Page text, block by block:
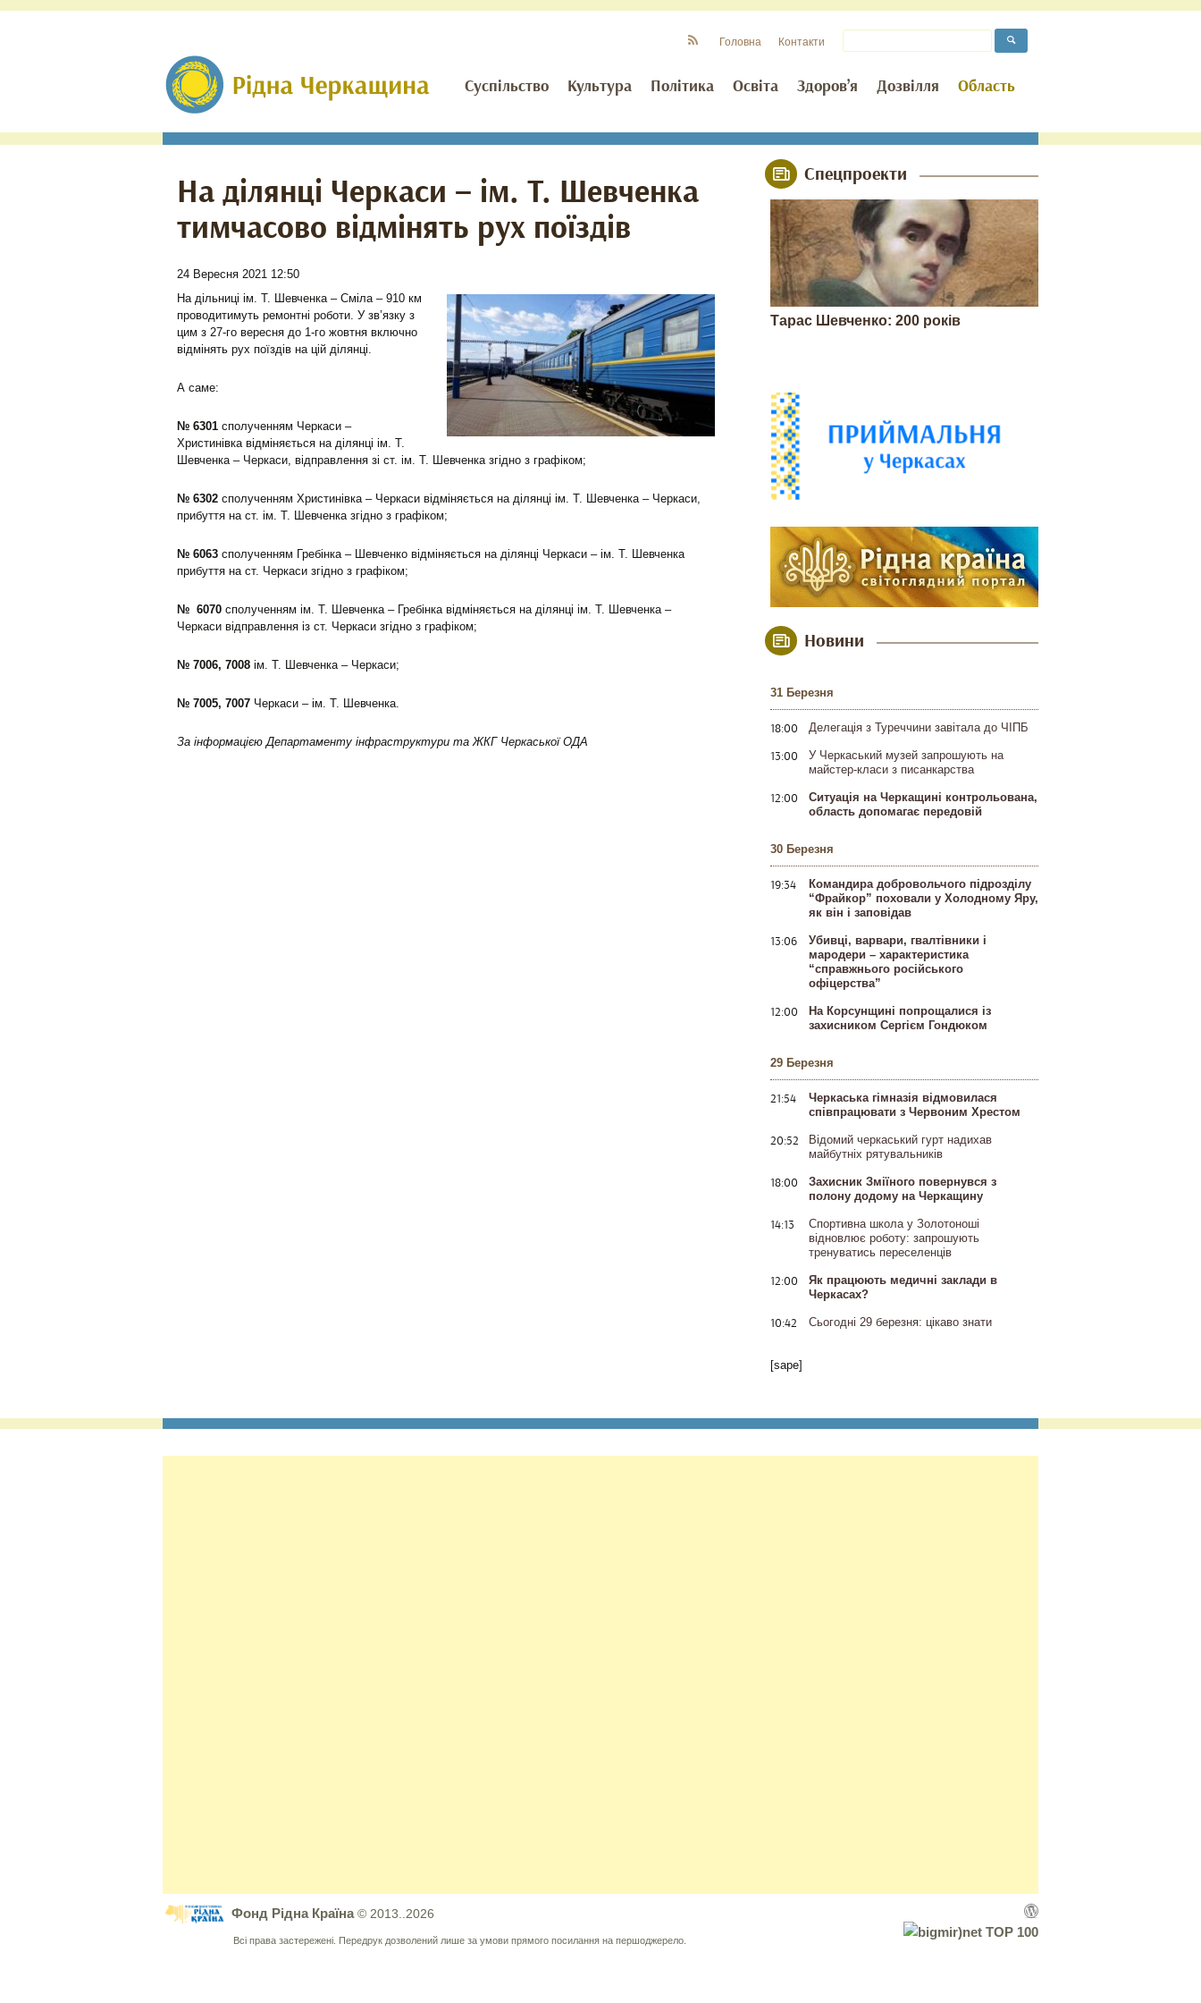
Суспільство Культура Політика Освіта Здоров’я Дозвілля Область
Головна Контакти
На ділянці Черкаси – ім. Т. Шевченка
тимчасово відмінять рух поїздів
24 Вересня 2021 12:50
На дільниці ім. Т. Шевченка – Сміла – 910 км
проводитимуть ремонтні роботи. У зв’язку з
цим з 27-го вересня до 1-го жовтня включно
відмінять рух поїздів на цій ділянці.
А саме:
№ 6301 сполученням Черкаси –
Христинівка відміняється на ділянці ім. Т.
Шевченка – Черкаси, відправлення зі ст. ім. Т. Шевченка згідно з графіком;
№ 6302 сполученням Христинівка – Черкаси відміняється на ділянці ім. Т. Шевченка – Черкаси,
прибуття на ст. ім. Т. Шевченка згідно з графіком;
№ 6063 сполученням Гребінка – Шевченко відміняється на ділянці Черкаси – ім. Т. Шевченка
прибуття на ст. Черкаси згідно з графіком;
№ 6070 сполученням ім. Т. Шевченка – Гребінка відміняється на ділянці ім. Т. Шевченка –
Черкаси відправлення із ст. Черкаси згідно з графіком;
№ 7006, 7008 ім. Т. Шевченка – Черкаси;
№ 7005, 7007 Черкаси – ім. Т. Шевченка.
За інформацією Департаменту інфраструктури та ЖКГ Черкаської ОДА
Спецпроекти
Тарас Шевченко: 200 років
Новини
31 Березня
18:00 Делегація з Туреччини завітала до ЧІПБ
13:00
У Черкаський музей запрошують на
майстер-класи з писанкарства
12:00
Ситуація на Черкащині контрольована,
область допомагає передовій
30 Березня
19:34
Командира добровольчого підрозділу
“Фрайкор” поховали у Холодному Яру,
як він і заповідав
13:06
Убивці, варвари, гвалтівники і
мародери – характеристика
“справжнього російського
офіцерства”
12:00
На Корсунщині попрощалися із
захисником Сергієм Гондюком
29 Березня
21:54
Черкаська гімназія відмовилася
співпрацювати з Червоним Хрестом
20:52
Відомий черкаський гурт надихав
майбутніх рятувальників
18:00
Захисник Зміїного повернувся з
полону додому на Черкащину
14:13
Спортивна школа у Золотоноші
відновлює роботу: запрошують
тренуватись переселенців
12:00
Як працюють медичні заклади в
Черкасах?
10:42 Сьогодні 29 березня: цікаво знати
[sape]
Фонд Рідна Країна© 2013..2026
Всі права застережені. Передрук дозволений лише за умови прямого посилання на першоджерело.